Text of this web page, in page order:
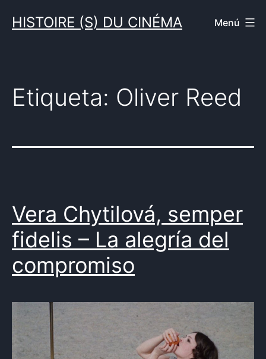
HISTOIRE (S) DU CINÉMA Menú
Etiqueta: Oliver Reed
Vera Chytilová, semper
fidelis – La alegría del
compromiso